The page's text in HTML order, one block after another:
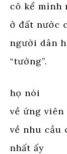
cô kể mình
ở đất nước
người dân
“tường”.
họ nói
về ứng viên
về nhu cầu
nhất ấy